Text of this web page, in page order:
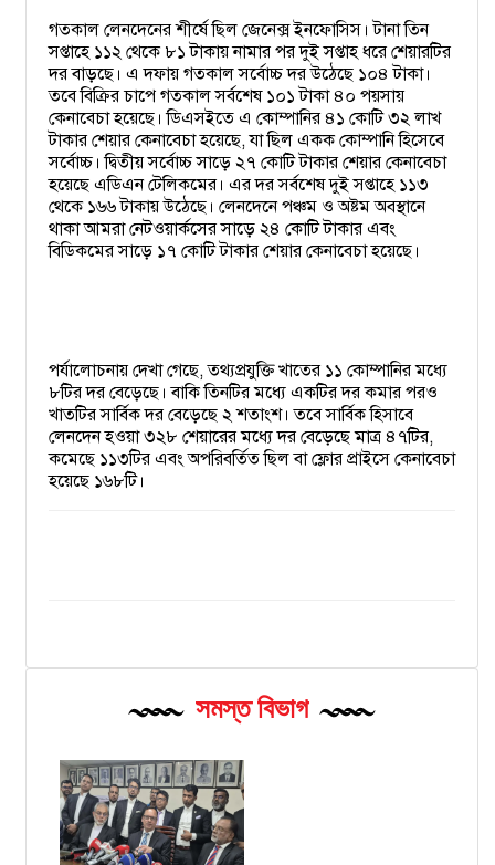
গতকাল লেনদেনের শীর্ষে ছিল জেনেক্স ইনফোসিস। টানা তিন
সপ্তাহে ১১২ থেকে ৮১ টাকায় নামার পর দুই সপ্তাহ ধরে শেয়ারটির
দর বাড়ছে। এ দফায় গতকাল সর্বোচ্চ দর উঠেছে ১০৪ টাকা।
তবে বিক্রির চাপে গতকাল সর্বশেষ ১০১ টাকা ৪০ পয়সায়
কেনাবেচা হয়েছে। ডিএসইতে এ কোম্পানির ৪১ কোটি ৩২ লাখ
টাকার শেয়ার কেনাবেচা হয়েছে, যা ছিল একক কোম্পানি হিসেবে
সর্বোচ্চ। দ্বিতীয় সর্বোচ্চ সাড়ে ২৭ কোটি টাকার শেয়ার কেনাবেচা
হয়েছে এডিএন টেলিকমের। এর দর সর্বশেষ দুই সপ্তাহে ১১৩
থেকে ১৬৬ টাকায় উঠেছে। লেনদেনে পঞ্চম ও অষ্টম অবস্থানে
থাকা আমরা নেটওয়ার্কসের সাড়ে ২৪ কোটি টাকার এবং
বিডিকমের সাড়ে ১৭ কোটি টাকার শেয়ার কেনাবেচা হয়েছে।
পর্যালোচনায় দেখা গেছে, তথ্যপ্রযুক্তি খাতের ১১ কোম্পানির মধ্যে
৮টির দর বেড়েছে। বাকি তিনটির মধ্যে একটির দর কমার পরও
খাতটির সার্বিক দর বেড়েছে ২ শতাংশ। তবে সার্বিক হিসাবে
লেনদেন হওয়া ৩২৮ শেয়ারের মধ্যে দর বেড়েছে মাত্র ৪৭টির,
কমেছে ১১৩টির এবং অপরিবর্তিত ছিল বা ফ্লোর প্রাইসে কেনাবেচা
হয়েছে ১৬৮টি।
সমস্ত বিভাগ